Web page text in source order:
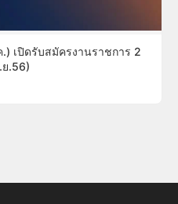
เปิดรับสมัครงานราชการ 2
.56)